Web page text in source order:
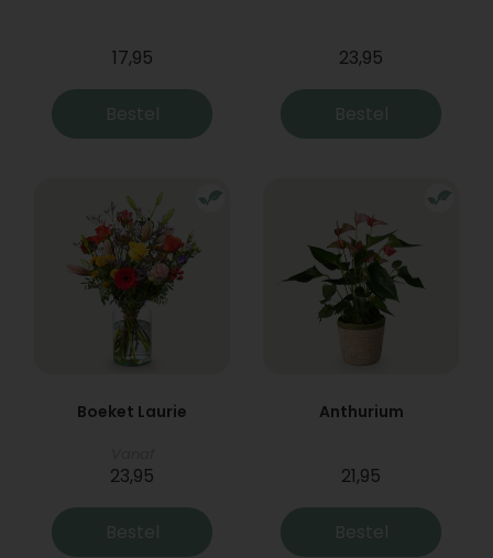
17,95
Bestel
23,95
Bestel
Boeket Laurie
23,95
Bestel
Anthurium
21,95
Bestel